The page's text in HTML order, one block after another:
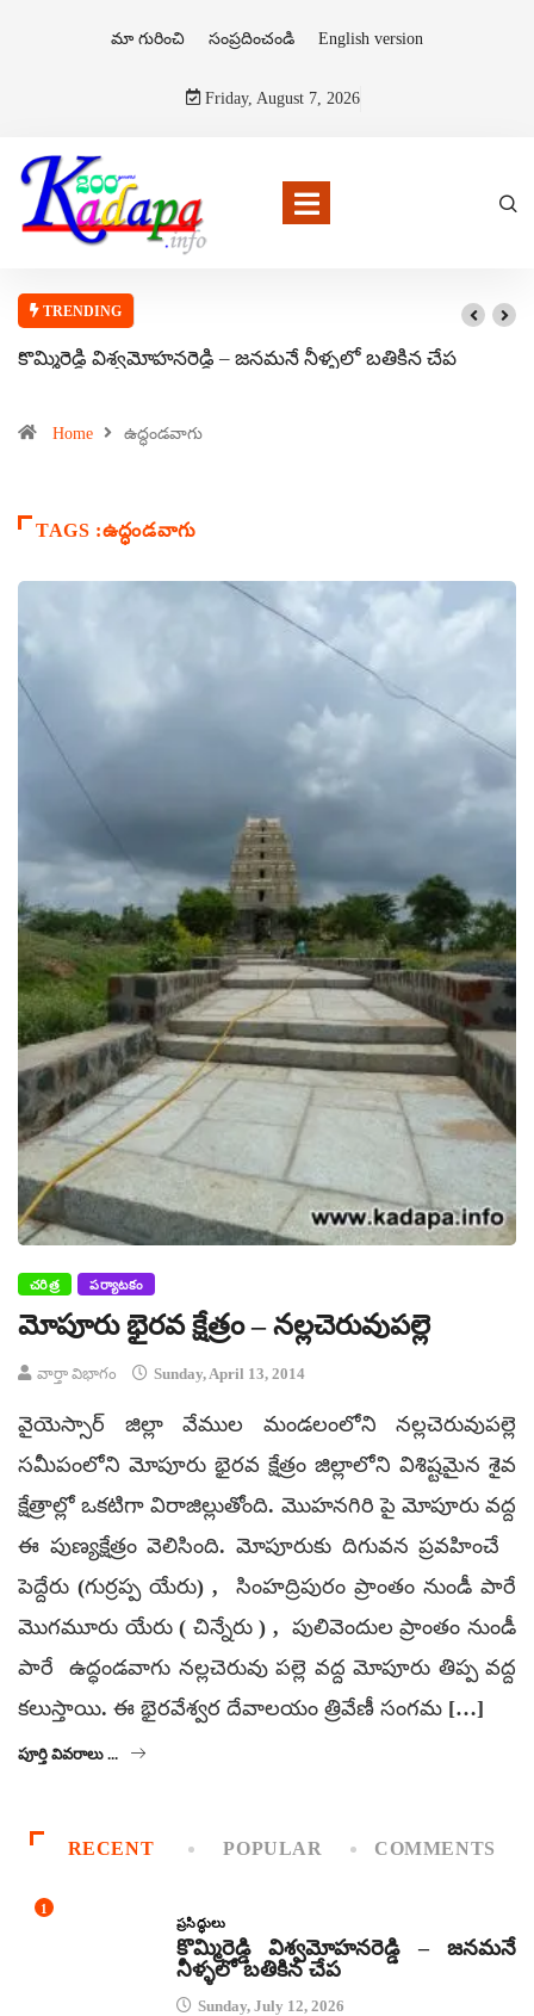
మా గురించి సంప్రదించండి English version
Friday, August 7, 2026
TRENDING
కొమ్మిరెడ్డి విశ్వమోహనరెడ్డి – జనమనే నీళ్ళలో బతికిన చేప
Home ఉద్ధండవాగు
TAGS :ఉద్ధండవాగు
చరిత్ర పర్యాటకం
మోపూరు భైరవ క్షేత్రం – నల్లచెరువుపల్లె
వార్తా విభాగం Sunday, April 13, 2014
వైయెస్సార్ జిల్లా వేముల మండలంలోని నల్లచెరువుపల్లె
సమీపంలోని మోపూరు భైరవ క్షేత్రం జిల్లాలోని విశిష్టమైన శైవ
క్షేత్రాల్లో ఒకటిగా విరాజిల్లుతోంది. మొహనగిరి పై మోపూరు వద్ద
ఈ పుణ్యక్షేత్రం వెలిసింది. మోపూరుకు దిగువన ప్రవహించే
పెద్దేరు (గుర్రప్ప యేరు) , సింహద్రిపురం ప్రాంతం నుండీ పారే
మొగమూరు యేరు ( చిన్నేరు ) , పులివెందుల ప్రాంతం నుండీ
పారే ఉద్ధండవాగు నల్లచెరువు పల్లె వద్ద మోపూరు తిప్ప వద్ద
కలుస్తాయి. ఈ భైరవేశ్వర దేవాలయం త్రివేణీ సంగమ […]
పూర్తి వివరాలు ...
RECENT POPULAR COMMENTS
1
ప్రసిద్ధులు
కొమ్మిరెడ్డి విశ్వమోహనరెడ్డి – జనమనే
నీళ్ళలో బతికిన చేప
Sunday, July 12, 2026